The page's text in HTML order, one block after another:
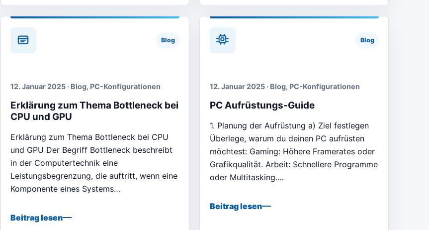
Blog
12. Januar 2025 · Blog, PC-Konfigurationen
Erklärung zum Thema Bottleneck bei
CPU und GPU
Erklärung zum Thema Bottleneck bei CPU
und GPU Der Begriff Bottleneck beschreibt
in der Computertechnik eine
Leistungsbegrenzung, die auftritt, wenn eine
Komponente eines Systems…
Beitrag lesen
Blog
12. Januar 2025 · Blog, PC-Konfigurationen
PC Aufrüstungs-Guide
1. Planung der Aufrüstung a) Ziel festlegen
Überlege, warum du deinen PC aufrüsten
möchtest: Gaming: Höhere Framerates oder
Grafikqualität. Arbeit: Schnellere Programme
oder Multitasking.…
Beitrag lesen